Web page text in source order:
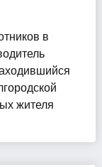
в
жителя